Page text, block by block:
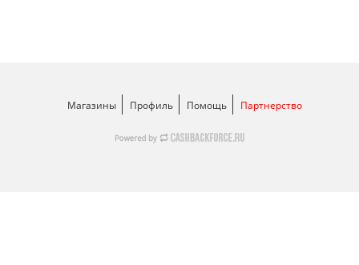
Магазины Профиль Помощь Партнерство